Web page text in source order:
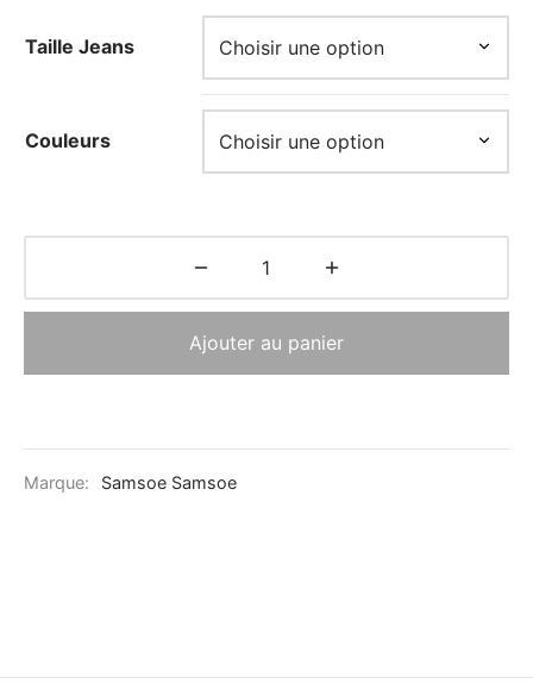
Taille Jeans
Couleurs
Ajouter au panier
Marque: Samsoe Samsoe